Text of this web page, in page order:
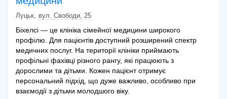
Луцьк вул. Свободи, 25
Біхелсі — це клініка сімейної медицини широкого
профілю. Для пацієнтів доступний розширений спектр
медичних послуг. На території клініки приймають
профільні фахівці різного рангу, які працюють з
дорослими та дітьми. Кожен пацієнт отримує
персональний підхід, що дуже важливо, особливо при
взаємодії з дітьми молодшого віку.